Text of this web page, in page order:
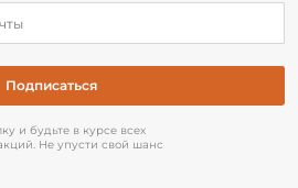
и будьте в курсе всех
Не упусти свой шанс